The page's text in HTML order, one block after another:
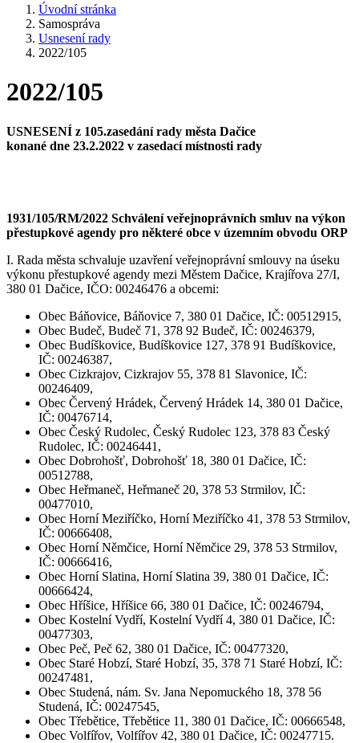
Úvodní stránka
Samospráva
Usnesení rady
2022/105
2022/105
USNESENÍ z 105.zasedání rady města Dačice
konané dne 23.2.2022 v zasedací místnosti rady
1931/105/RM/2022 Schválení veřejnoprávních smluv na výkon
přestupkové agendy pro některé obce v územním obvodu ORP
I. Rada města schvaluje uzavření veřejnoprávní smlouvy na úseku
výkonu přestupkové agendy mezi Městem Dačice, Krajířova 27/I,
380 01 Dačice, IČO: 00246476 a obcemi:
Obec Báňovice, Báňovice 7, 380 01 Dačice, IČ: 00512915,
Obec Budeč, Budeč 71, 378 92 Budeč, IČ: 00246379,
Obec Budíškovice, Budíškovice 127, 378 91 Budíškovice,
IČ: 00246387,
Obec Cizkrajov, Cizkrajov 55, 378 81 Slavonice, IČ:
00246409,
Obec Červený Hrádek, Červený Hrádek 14, 380 01 Dačice,
IČ: 00476714,
Obec Český Rudolec, Český Rudolec 123, 378 83 Český
Rudolec, IČ: 00246441,
Obec Dobrohošť, Dobrohošť 18, 380 01 Dačice, IČ:
00512788,
Obec Heřmaneč, Heřmaneč 20, 378 53 Strmilov, IČ:
00477010,
Obec Horní Meziříčko, Horní Meziříčko 41, 378 53 Strmilov,
IČ: 00666408,
Obec Horní Němčice, Horní Němčice 29, 378 53 Strmilov,
IČ: 00666416,
Obec Horní Slatina, Horní Slatina 39, 380 01 Dačice, IČ:
00666424,
Obec Hříšice, Hříšice 66, 380 01 Dačice, IČ: 00246794,
Obec Kostelní Vydří, Kostelní Vydří 4, 380 01 Dačice, IČ:
00477303,
Obec Peč, Peč 62, 380 01 Dačice, IČ: 00477320,
Obec Staré Hobzí, Staré Hobzí, 35, 378 71 Staré Hobzí, IČ:
00247481,
Obec Studená, nám. Sv. Jana Nepomuckého 18, 378 56
Studená, IČ: 00247545,
Obec Třebětice, Třebětice 11, 380 01 Dačice, IČ: 00666548,
Obec Volfířov, Volfířov 42, 380 01 Dačice, IČ: 00247715.